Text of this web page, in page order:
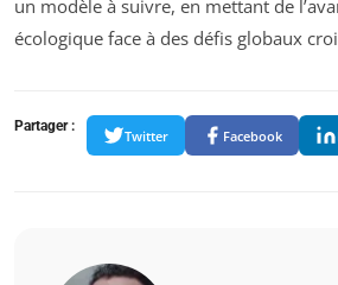
un modèle à suivre, en mettant de
écologique face à des défis globaux
Partager :
Twitter Facebook